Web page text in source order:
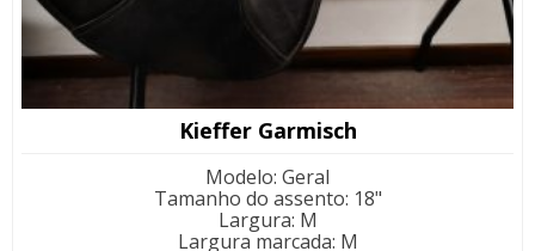
Kieffer Garmisch
Modelo: Geral
Tamanho do assento: 18"
Largura: M
Largura marcada: M